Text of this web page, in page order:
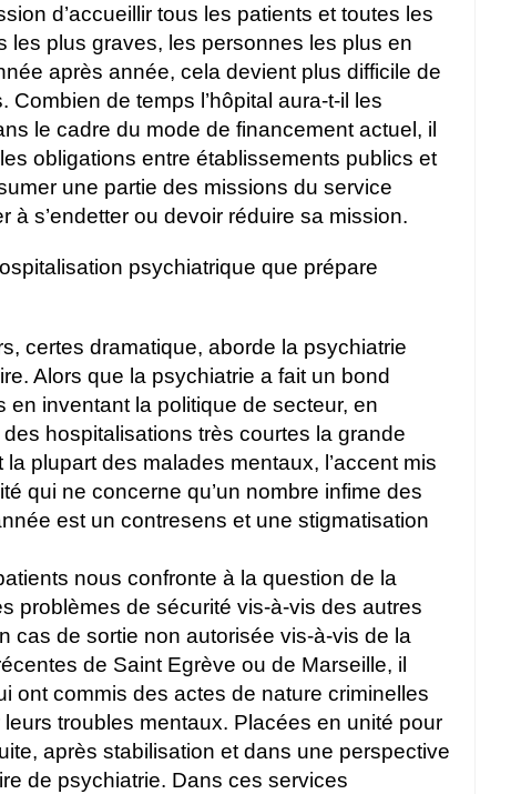
d’accueillir tous les patients et toutes les
les plus graves, les personnes les plus en
après année, cela devient plus difficile de
de temps l’hôpital aura-t-il les
le cadre du mode de financement actuel, il
obligations entre établissements publics et
une partie des missions du service
à s’endetter ou devoir réduire sa mission.
psychiatrique que prépare
certes dramatique, aborde la psychiatrie
Alors que la psychiatrie a fait un bond
inventant la politique de secteur, en
hospitalisations très courtes la grande
plupart des malades mentaux, l’accent mis
qui ne concerne qu’un nombre infime des
est un contresens et une stigmatisation
nous confronte à la question de la
problèmes de sécurité vis-à-vis des autres
cas de sortie non autorisée vis-à-vis de la
de Saint Egrève ou de Marseille, il
ont commis des actes de nature criminelles
troubles mentaux. Placées en unité pour
après stabilisation et dans une perspective
de psychiatrie. Dans ces services